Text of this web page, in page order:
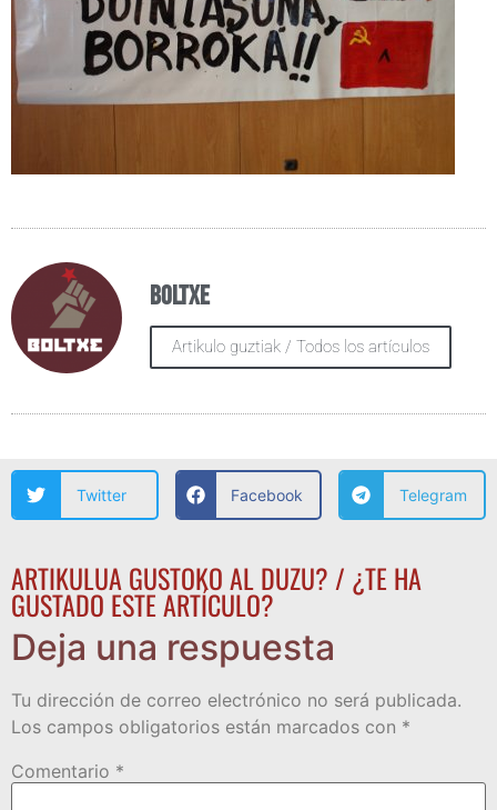
Boltxe
Artikulo guztiak / Todos los artículos
Twitter Facebook Telegram
ARTIKULUA GUSTOKO AL DUZU? / ¿TE HA
GUSTADO ESTE ARTÍCULO?
Deja una respuesta
Tu dirección de correo electrónico no será publicada.
Los campos obligatorios están marcados con *
Comentario *